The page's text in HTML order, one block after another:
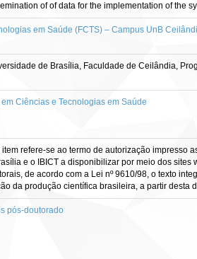
of of data for the implementation of the
em Saúde (FCTS) – Campus UnB
de Brasília, Faculdade de Ceilândia,
Ciências e Tecnologias em Saúde
refere-se ao termo de autorização
e o IBICT a disponibilizar por meio dos
de acordo com a Lei nº 9610/98, o texto
da produção científica brasileira, a partir desta
pós-doutorado